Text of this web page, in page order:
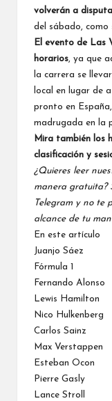
volverán a
del sábado, como
El evento de Las
horarios , ya que
la carrera se
local en lugar de
pronto en
madrugada en la
Mira también los
clasificación y
¿Quieres leer
manera gratuita?
Telegramy no te
alcance de tu
En este artículo
Juanjo Sáez
Fórmula 1
Fernando Alonso
Lewis Hamilton
Nico Hulkenberg
Carlos Sainz
Max Verstappen
Esteban Ocon
Pierre Gasly
Lance Stroll